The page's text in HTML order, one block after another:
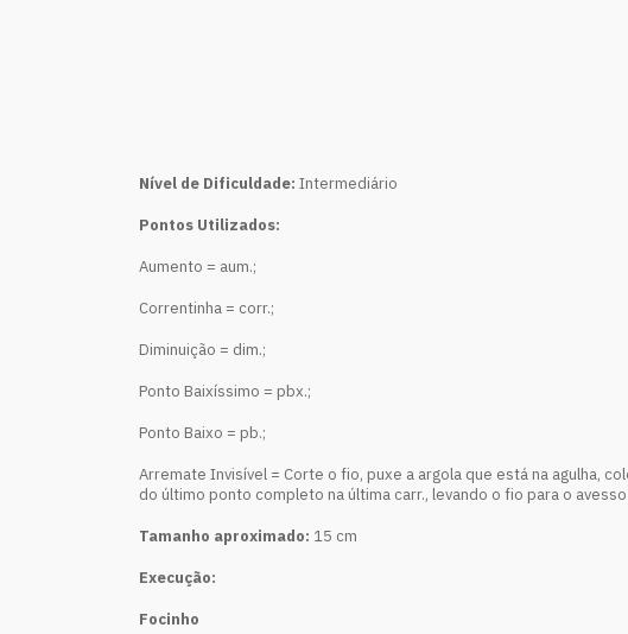
Nível de Dificuldade: Intermediário
Pontos Utilizados:
Aumento = aum.;
Correntinha = corr.;
Diminuição = dim.;
Ponto Baixíssimo = pbx.;
Ponto Baixo = pb.;
Arremate Invisível = Corte o fio, puxe a argola que está na agulha,
do último ponto completo na última carr., levando o fio para o
Tamanho aproximado: 15 cm
Execução:
Focinho